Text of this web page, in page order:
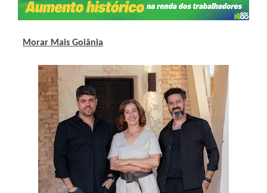
Morar Mais Goiânia